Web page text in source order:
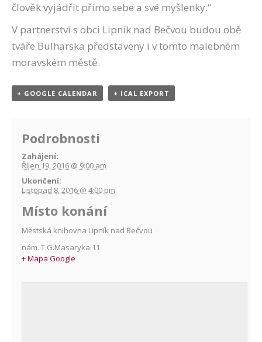
člověk vyjádřit přímo sebe a své myšlenky.“
V partnerství s obci Lipník nad Bečvou budou obě
tváře Bulharska představeny i v tomto malebném
moravském městě.
+ GOOGLE CALENDAR + ICAL EXPORT
Podrobnosti
Zahájení:
Říjen 19, 2016 @ 9:00 am
Ukončení:
Listopad 8, 2016 @ 4:00 pm
Místo konání
Městská knihovna Lipník nad Bečvou
nám. T.G.Masaryka 11
+ Mapa Google